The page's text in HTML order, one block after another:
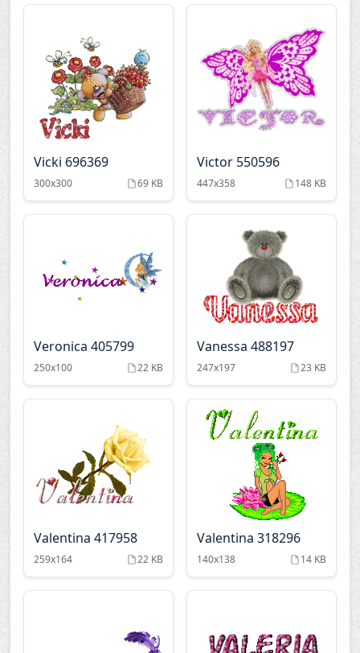
Vicki 696369
300x300 69 KB
Victor 550596
447x358 148 KB
Veronica 405799
250x100 22 KB
Vanessa 488197
247x197 23 KB
Valentina 417958
259x164 22 KB
Valentina 318296
140x138 14 KB